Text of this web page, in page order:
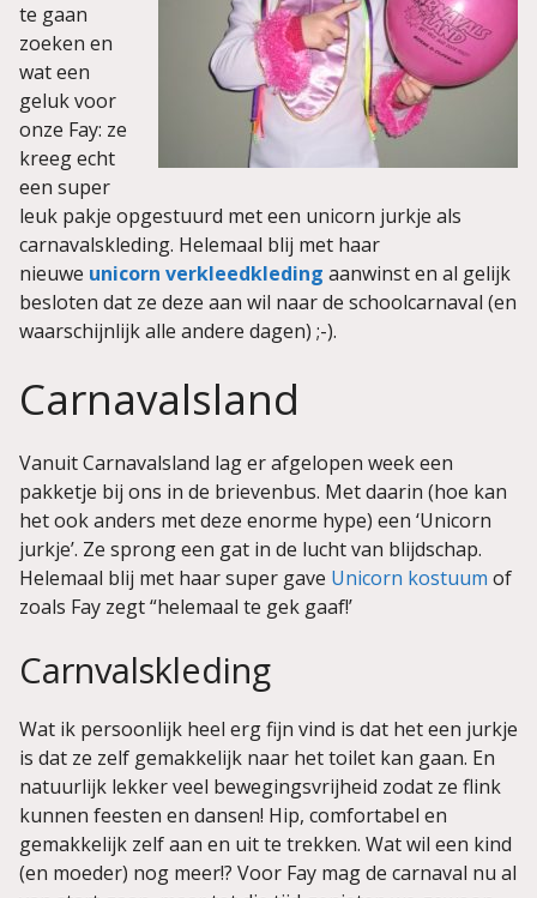
te gaan
zoeken en
wat een
geluk voor
onze Fay: ze
kreeg echt
een super
leuk pakje opgestuurd met een unicorn jurkje als
carnavalskleding. Helemaal blij met haar
nieuwe unicorn verkleedkleding aanwinst en al gelijk
besloten dat ze deze aan wil naar de schoolcarnaval (en
waarschijnlijk alle andere dagen) ;-).
Carnavalsland
Vanuit Carnavalsland lag er afgelopen week een
pakketje bij ons in de brievenbus. Met daarin (hoe kan
het ook anders met deze enorme hype) een ‘Unicorn
jurkje’. Ze sprong een gat in de lucht van blijdschap.
Helemaal blij met haar super gave Unicorn kostuum of
zoals Fay zegt “helemaal te gek gaaf!’
Carnvalskleding
Wat ik persoonlijk heel erg fijn vind is dat het een jurkje
is dat ze zelf gemakkelijk naar het toilet kan gaan. En
natuurlijk lekker veel bewegingsvrijheid zodat ze flink
kunnen feesten en dansen! Hip, comfortabel en
gemakkelijk zelf aan en uit te trekken. Wat wil een kind
(en moeder) nog meer!? Voor Fay mag de carnaval nu al